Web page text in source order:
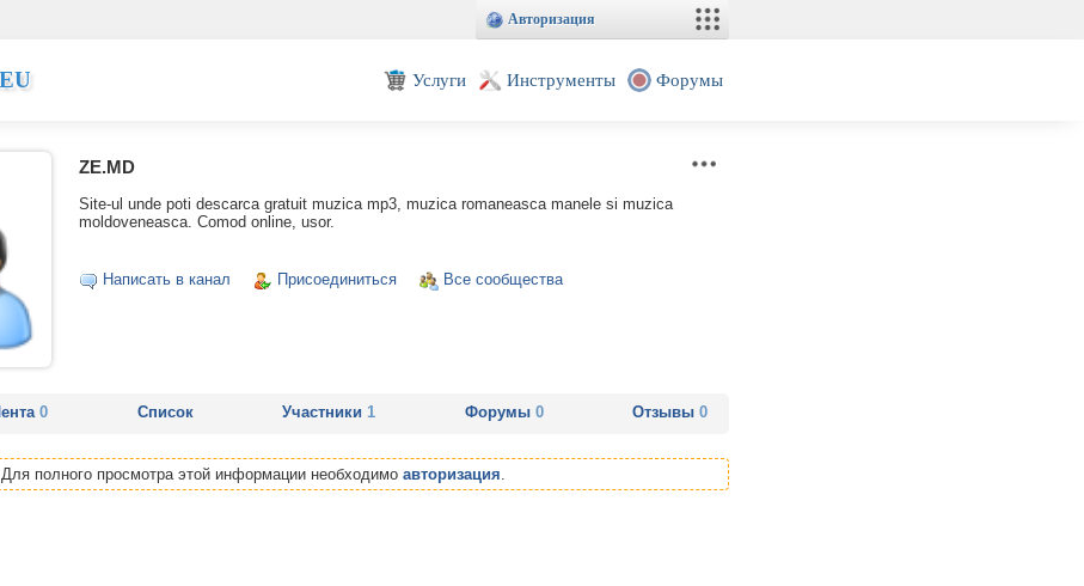
Авторизация
Услуги Инструменты Форумы
ZE.MD
Site-ul unde poti descarca gratuit muzica mp3, muzica romaneasca manele si muzica
moldoveneasca. Comod online, usor.
Написать в канал Присоединиться Все сообщества
0 Список Участники1 Форумы 0 Отзывы 0
полного просмотра этой информации необходимо авторизация.